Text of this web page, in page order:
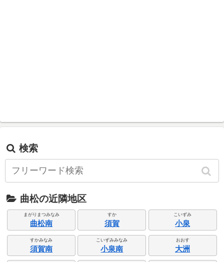
検索
曲松の近隣地区
まがりまつみなみ
曲松南
すか
須賀
こいずみ
小泉
すかみなみ
須賀南
こいずみみなみ
小泉南
おおす
大洲